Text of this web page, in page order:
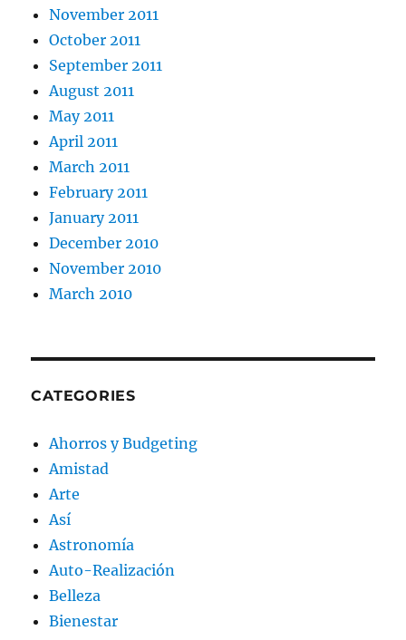
November 2011
October 2011
September 2011
August 2011
May 2011
April 2011
March 2011
February 2011
January 2011
December 2010
November 2010
March 2010
CATEGORIES
Ahorros y Budgeting
Amistad
Arte
Así
Astronomía
Auto-Realización
Belleza
Bienestar